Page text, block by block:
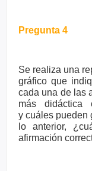
Pregunta 4
Se realiza una
gráfico que
cada una de las
más didáctica
y cuáles pueden
lo anterior,
afirmación